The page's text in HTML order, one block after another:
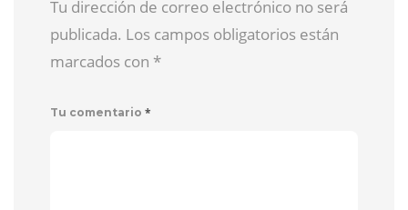
Tu dirección de correo electrónico no será
publicada. Los campos obligatorios están
marcados con *
Tu comentario *